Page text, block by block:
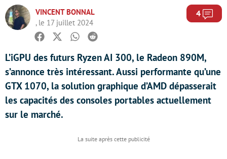
VINCENT BONNAL
, le 17 juillet 2024
4
Facebook
TwitterWhatsapp
Reddit
L’iGPU des futurs Ryzen AI 300, le Radeon 890M,
s’annonce très intéressant. Aussi performante qu’une
GTX 1070, la solution graphique d’AMD dépasserait
les capacités des consoles portables actuellement
sur le marché.